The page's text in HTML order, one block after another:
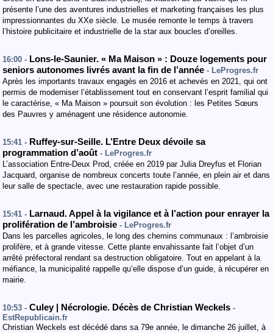
présente l’une des aventures industrielles et marketing françaises les plus
impressionnantes du XXe siècle. Le musée remonte le temps à travers
l’histoire publicitaire et industrielle de la star aux boucles d’oreilles.
16:00 - Lons-le-Saunier. « Ma Maison » : Douze logements pour
seniors autonomes livrés avant la fin de l’année - LeProgres.fr
Après les importants travaux engagés en 2016 et achevés en 2021, qui ont
permis de moderniser l’établissement tout en conservant l’esprit familial qui
le caractérise, « Ma Maison » poursuit son évolution : les Petites Sœurs
des Pauvres y aménagent une résidence autonomie.
15:41 - Ruffey-sur-Seille. L’Entre Deux dévoile sa
programmation d’août - LeProgres.fr
L’association Entre-Deux Prod, créée en 2019 par Julia Dreyfus et Florian
Jacquard, organise de nombreux concerts toute l’année, en plein air et dans
leur salle de spectacle, avec une restauration rapide possible.
15:41 - Larnaud. Appel à la vigilance et à l’action pour enrayer la
prolifération de l’ambroisie - LeProgres.fr
Dans les parcelles agricoles, le long des chemins communaux : l’ambroisie
prolifère, et à grande vitesse. Cette plante envahissante fait l’objet d’un
arrêté préfectoral rendant sa destruction obligatoire. Tout en appelant à la
méfiance, la municipalité rappelle qu’elle dispose d’un guide, à récupérer en
mairie.
10:53 - Culey | Nécrologie. Décès de Christian Weckels -
EstRepublicain.fr
Christian Weckels est décédé dans sa 79e année, le dimanche 26 juillet, à